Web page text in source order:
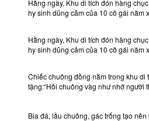
Hằng ngày, Khu di tích đón hàng
hy sinh dũng cảm của 10 cô gái năm
Hằng ngày, Khu di tích đón hàng
hy sinh dũng cảm của 10 cô gái năm
Chiếc chuông đồng nằm trong khu
tặng:“Hồi chuông vàg như nhớ
Bia đá, lầu chuông, gác trống tạo